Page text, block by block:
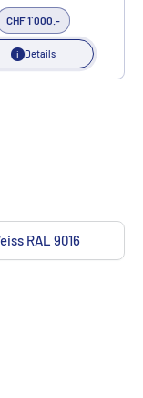
CHF 1`000.-
i Details
RAL 9016